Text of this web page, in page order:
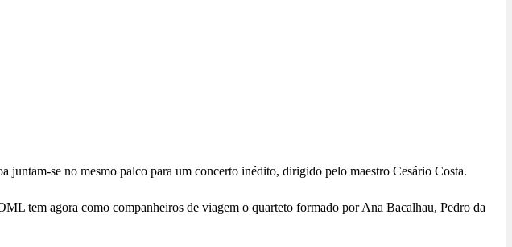
juntam-se no mesmo palco para um concerto inédito, dirigido pelo maestro Cesário Costa.
tem agora como companheiros de viagem o quarteto formado por Ana Bacalhau, Pedro da